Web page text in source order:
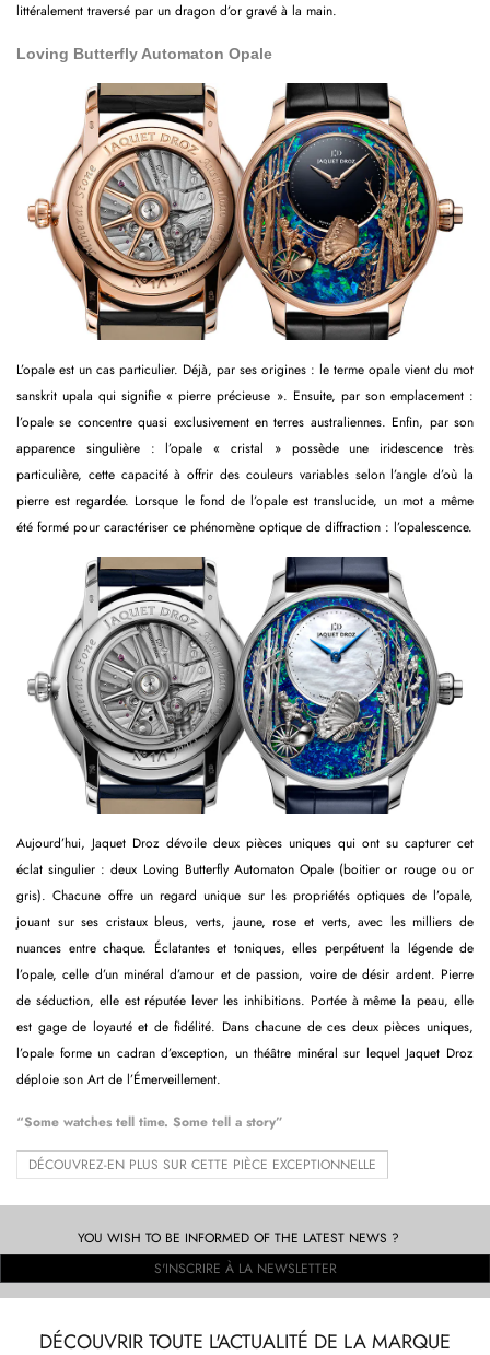
littéralement traversé par un dragon d’or gravé à la main.
Loving Butterfly Automaton Opale
L’opale est un cas particulier. Déjà, par ses origines : le terme opale vient du mot
sanskrit upala qui signifie « pierre précieuse ». Ensuite, par son emplacement :
l’opale se concentre quasi exclusivement en terres australiennes. Enfin, par son
apparence singulière : l’opale « cristal » possède une iridescence très
particulière, cette capacité à offrir des couleurs variables selon l’angle d’où la
pierre est regardée. Lorsque le fond de l’opale est translucide, un mot a même
été formé pour caractériser ce phénomène optique de diffraction : l’opalescence.
Aujourd’hui, Jaquet Droz dévoile deux pièces uniques qui ont su capturer cet
éclat singulier : deux Loving Butterfly Automaton Opale (boitier or rouge ou or
gris). Chacune offre un regard unique sur les propriétés optiques de l’opale,
jouant sur ses cristaux bleus, verts, jaune, rose et verts, avec les milliers de
nuances entre chaque. Éclatantes et toniques, elles perpétuent la légende de
l’opale, celle d’un minéral d’amour et de passion, voire de désir ardent. Pierre
de séduction, elle est réputée lever les inhibitions. Portée à même la peau, elle
est gage de loyauté et de fidélité. Dans chacune de ces deux pièces uniques,
l’opale forme un cadran d’exception, un théâtre minéral sur lequel Jaquet Droz
déploie son Art de l’Émerveillement.
“Some watches tell time. Some tell a story”
DÉCOUVREZ-EN PLUS SUR CETTE PIÈCE EXCEPTIONNELLE
YOU WISH TO BE INFORMED OF THE LATEST NEWS ?
S'INSCRIRE À LA NEWSLETTER
DÉCOUVRIR TOUTE L'ACTUALITÉ DE LA MARQUE